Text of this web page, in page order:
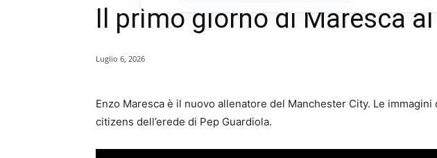
Il primo giorno di Maresca
Luglio 6, 2026
Enzo Maresca è il nuovo allenatore del Manchester City. Le
citizens dell’erede di Pep Guardiola.